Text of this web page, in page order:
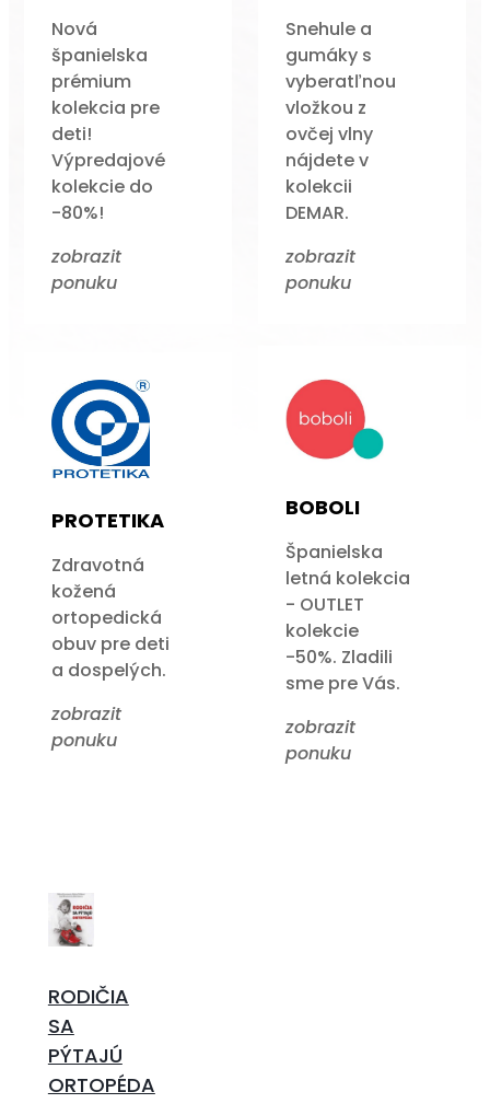
Nová
španielska
prémium
kolekcia pre
deti!
Výpredajové
kolekcie do
-80%!
zobrazit
ponuku
Snehule a
gumáky s
vyberatľnou
vložkou z
ovčej vlny
nájdete v
kolekcii
DEMAR.
zobrazit
ponuku
PROTETIKA
Zdravotná
kožená
ortopedická
obuv pre deti
a dospelých.
zobrazit
ponuku
BOBOLI
Španielska
letná kolekcia
- OUTLET
kolekcie
-50%. Zladili
sme pre Vás.
zobrazit
ponuku
RODIČIA
SA
PÝTAJÚ
ORTOPÉDA